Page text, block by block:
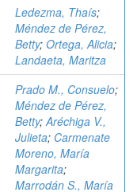
Ledezma, Thaís;
Méndez de Pérez,
Betty; Ortega, Alicia;
Landaeta, Maritza
Prado M., Consuelo;
Méndez de Pérez,
Betty;Aréchiga V.,
Julieta; Carmenate
Moreno, María
Margarita;
Marrodán S., María